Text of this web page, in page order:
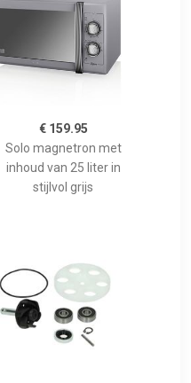
€ 159.95
Solo magnetron met
inhoud van 25 liter in
stijlvol grijs